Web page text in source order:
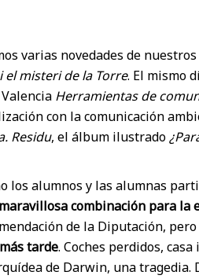
varias novedades de
el misteri de la Torre. El mismo
Herramientas de
con la comunicación
Residu, el álbum ilustrado
los alumnos y las alumnas
combinación para la
de la Diputación, pero
tarde. Coches perdidos,
de Darwin, una tragedia.